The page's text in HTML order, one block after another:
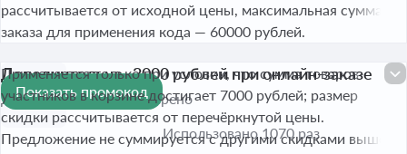
рассчитывается от исходной цены, максимальная сумма
заказа для применения кода — 60000 рублей.
3 000 ₽
Дополнительно -3000 рублей при онлайн-заказе
До 17 авг. 2026 Проверено
Применяется только при условии, что сумма товаров-
участников в корзине достигает 7000 рублей; размер
скидки рассчитывается от перечёркнутой цены.
Предложение не суммируется с другими скидками выше
Показать промокод
Использовано 1070 раз